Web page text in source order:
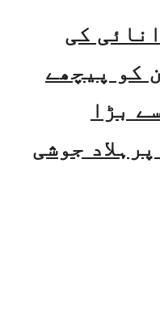
کی
کو پیچھے
بڑا
جوشی